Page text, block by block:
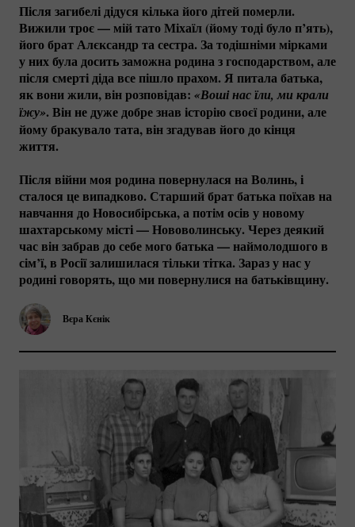
Вєра Кєнік
Після загибелі дідуся кілька його дітей померли.
Вижили троє — мій тато Міхаїл (йому тоді було п’ять),
його брат Алєксандр та сестра. За тодішніми мірками
у них була досить заможна родина з господарством, але
після смерті діда все пішло прахом. Я питала батька,
як вони жили, він розповідав: «Воші нас їли, ми крали
їжу». Він не дуже добре знав історію своєї родини, але
йому бракувало тата, він згадував його до кінця
життя.
Після війни моя родина повернулася на Волинь, і
сталося це випадково. Старший брат батька поїхав на
навчання до Новосибірська, а потім осів у новому
шахтарському місті — Нововолинську. Через деякий
час він забрав до себе мого батька — наймолодшого в
сім’ї, в Росії залишилася тільки тітка. Зараз у нас у
родині говорять, що ми повернулися на батьківщину.